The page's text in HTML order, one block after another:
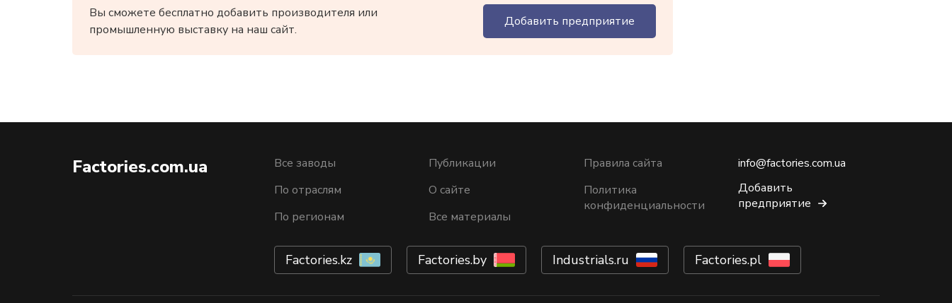
Вы сможете бесплатно добавить производителя или
промышленную выставку на наш сайт.
Добавить предприятие
Factories.com.ua
Все заводы
По отраслям
По регионам
Публикации
О сайте
Все материалы
Правила сайта
Политика
конфиденциальности
info@factories.com.ua
Добавить
предприятие
Factories.kz Factories.by Industrials.ru Factories.pl